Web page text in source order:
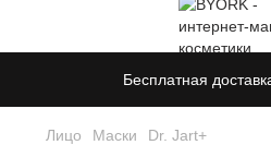
Бесплатная
Лицо Маски Dr. Jart+